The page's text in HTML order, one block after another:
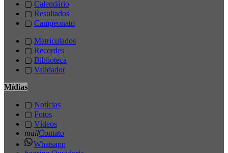
▢ Calendário
▢ Resultados
▢ Campeonato
▢ Matriculados
▢ Recordes
▢ Biblioteca
▢ Validador
Mídias
▢ Notícias
▢ Fotos
▢ Vídeos
mailContato
Whatsapp